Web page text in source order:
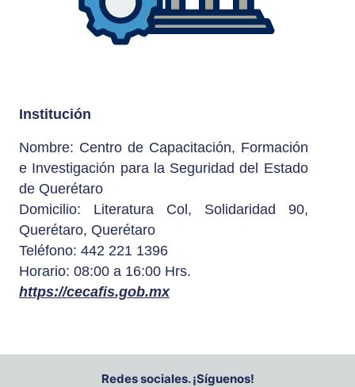
Institución
Nombre: Centro de Capacitación, Formación
e Investigación para la Seguridad del Estado
de Querétaro
Domicilio: Literatura Col, Solidaridad 90,
Querétaro, Querétaro
Teléfono: 442 221 1396
Horario: 08:00 a 16:00 Hrs.
https://cecafis.gob.mx
Redes sociales. ¡Síguenos!